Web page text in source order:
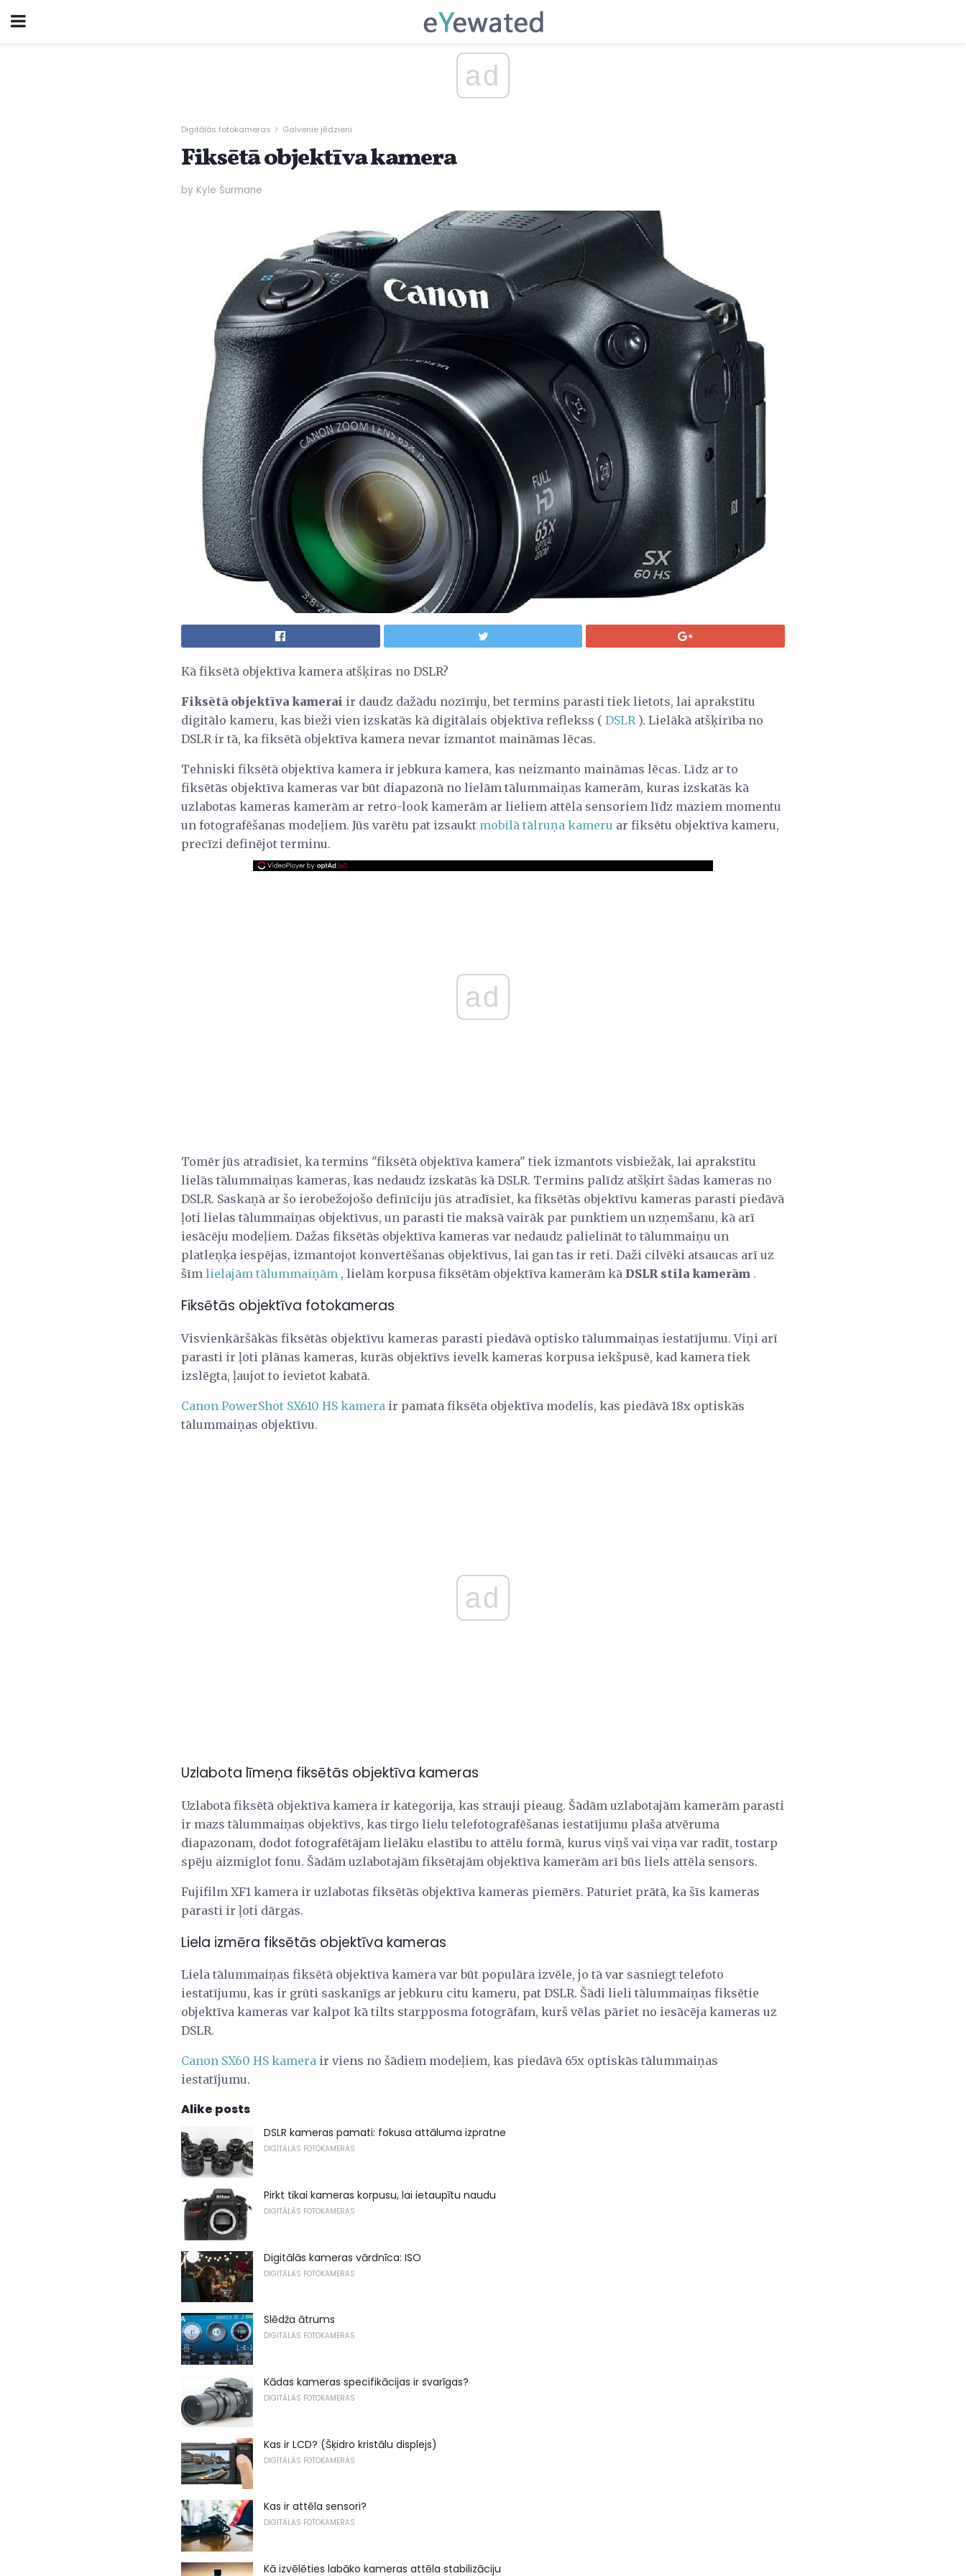
ad
Digitālās fotokameras Galvenie jēdzieni
Fiksētā objektīva kamera
by Kyle Šurmane
Kā fiksētā objektīva kamera atšķiras no DSLR?
Fiksētā objektīva kamerai ir daudz dažādu nozīmju, bet termins parasti tiek lietots, lai aprakstītu
digitālo kameru, kas bieži vien izskatās kā digitālais objektīva reflekss ( DSLR). Lielākā atšķirība no
DSLR ir tā, ka fiksētā objektīva kamera nevar izmantot maināmas lēcas.
Tehniski fiksētā objektīva kamera ir jebkura kamera, kas neizmanto maināmas lēcas. Līdz ar to
fiksētās objektīva kameras var būt diapazonā no lielām tālummaiņas kamerām, kuras izskatās kā
uzlabotas kameras kamerām ar retro-look kamerām ar lieliem attēla sensoriem līdz maziem momentu
un fotografēšanas modeļiem. Jūs varētu pat izsaukt mobilā tālruņa kameru ar fiksētu objektīva kameru,
precīzi definējot terminu.
ad
Tomēr jūs atradīsiet, ka termins "fiksētā objektīva kamera" tiek izmantots visbiežāk, lai aprakstītu
lielās tālummaiņas kameras, kas nedaudz izskatās kā DSLR. Termins palīdz atšķirt šādas kameras no
DSLR. Saskaņā ar šo ierobežojošo definīciju jūs atradīsiet, ka fiksētās objektīvu kameras parasti piedāvā
ļoti lielas tālummaiņas objektīvus, un parasti tie maksā vairāk par punktiem un uzņemšanu, kā arī
iesācēju modeļiem. Dažas fiksētās objektīva kameras var nedaudz palielināt to tālummaiņu un
platleņķa iespējas, izmantojot konvertēšanas objektīvus, lai gan tas ir reti. Daži cilvēki atsaucas arī uz
šīm lielajām tālummaiņām , lielām korpusa fiksētām objektīva kamerām kā DSLR stila kamerām .
Fiksētās objektīva fotokameras
Visvienkāršākās fiksētās objektīvu kameras parasti piedāvā optisko tālummaiņas iestatījumu. Viņi arī
parasti ir ļoti plānas kameras, kurās objektīvs ievelk kameras korpusa iekšpusē, kad kamera tiek
izslēgta, ļaujot to ievietot kabatā.
Canon PowerShot SX610 HS kamera ir pamata fiksēta objektīva modelis, kas piedāvā 18x optiskās
tālummaiņas objektīvu.
ad
Uzlabota līmeņa fiksētās objektīva kameras
Uzlabotā fiksētā objektīva kamera ir kategorija, kas strauji pieaug. Šādām uzlabotajām kamerām parasti
ir mazs tālummaiņas objektīvs, kas tirgo lielu telefotografēšanas iestatījumu plaša atvēruma
diapazonam, dodot fotografētājam lielāku elastību to attēlu formā, kurus viņš vai viņa var radīt, tostarp
spēju aizmiglot fonu. Šādām uzlabotajām fiksētajām objektīva kamerām arī būs liels attēla sensors.
Fujifilm XF1 kamera ir uzlabotas fiksētās objektīva kameras piemērs. Paturiet prātā, ka šīs kameras
parasti ir ļoti dārgas.
Liela izmēra fiksētās objektīva kameras
Liela tālummaiņas fiksētā objektīva kamera var būt populāra izvēle, jo tā var sasniegt telefoto
iestatījumu, kas ir grūti saskanīgs ar jebkuru citu kameru, pat DSLR. Šādi lieli tālummaiņas fiksētie
objektīva kameras var kalpot kā tilts starpposma fotogrāfam, kurš vēlas pāriet no iesācēja kameras uz
DSLR.
Canon SX60 HS kamera ir viens no šādiem modeļiem, kas piedāvā 65x optiskās tālummaiņas
iestatījumu.
Alike posts
DSLR kameras pamati: fokusa attāluma izpratne
DIGITĀLĀS FOTOKAMERAS
Pirkt tikai kameras korpusu, lai ietaupītu naudu
DIGITĀLĀS FOTOKAMERAS
Digitālās kameras vārdnīca: ISO
DIGITĀLĀS FOTOKAMERAS
Slēdža ātrums
DIGITĀLĀS FOTOKAMERAS
Kādas kameras specifikācijas ir svarīgas?
DIGITĀLĀS FOTOKAMERAS
Kas ir LCD? (Šķidro kristālu displejs)
DIGITĀLĀS FOTOKAMERAS
Kas ir attēla sensori?
DIGITĀLĀS FOTOKAMERAS
Kā izvēlēties labāko kameras attēla stabilizāciju